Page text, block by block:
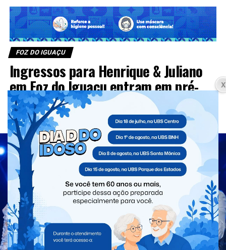
FOZ DO IGUAÇU
Ingressos para Henrique & Juliano
em Foz do Iguaçu entram em pré-
venda nesta sexta; show será em
outubro